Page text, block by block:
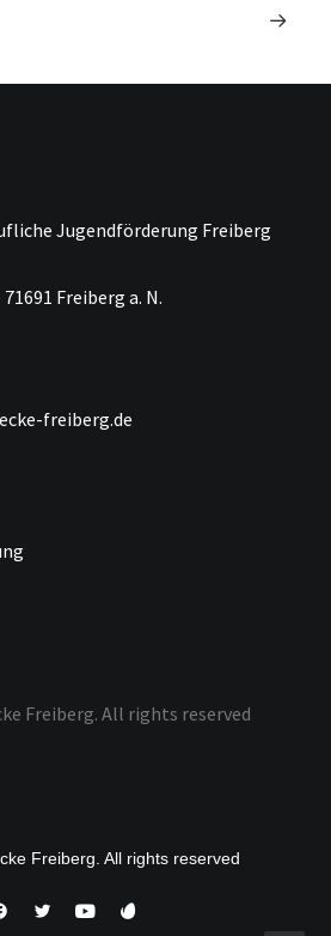
Jugendförderung Freiberg
Freiberg a. N.
freiberg.de
Freiberg. All rights reserved
Freiberg. All rights reserved